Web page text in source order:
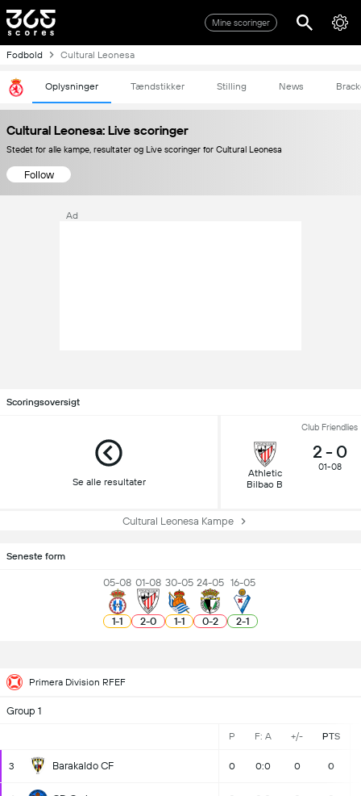
Mine scoringer
Fodbold Cultural Leonesa
Oplysninger Tændstikker Stilling News
Cultural Leonesa: Live scoringer
Stedet for alle kampe, resultater og Live scoringer for Cultural Leonesa
Follow
Ad
Scoringsoversigt
Se alle resultater
Club Friendlies
Athletic
Bilbao B
2 - 0
01-08
Cultural Leonesa Kampe
Seneste form
05-08
1-1
01-08
2-0
30-05
1-1
24-05
0-2
16-05
2-1
Primera Division RFEF
Group 1
P F: A +/- PTS
3 Barakaldo CF 0 0:0 0 0